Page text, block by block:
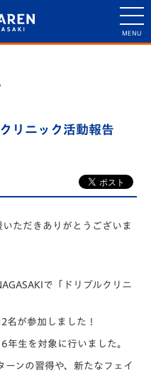
リニック活動報告
ただきありがとうございま
で「ドリブルクリニ
名が参加しました！
年生を対象に行いました。
ーンの習得や、新たなフェイ